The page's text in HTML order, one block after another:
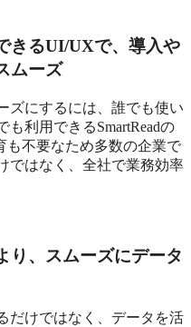
きるUI/UXで、導入や
ムーズ
ズにするには、誰でも使い
利用できるSmartReadの
不要なため多数の企業で
ではなく、全社で業務効率
り、スムーズにデータ
だけではなく、データを活